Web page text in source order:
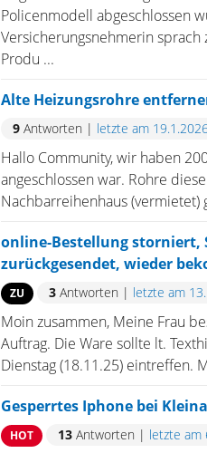
Policenmodell abgeschlossen
Versicherungsnehmerin
Produ ...
Alte Heizungsrohre
9 Antworten | letzte am
Hallo Community, wir haben
angeschlossen war. Rohre
Nachbarreihenhaus (vermietet)
online-Bestellung storniert,
zurückgesendet, wieder
ZU 3 Antworten | letzte am
Moin zusammen, Meine Frau
Auftrag. Die Ware sollte lt.
Dienstag (18.11.25) eintreffen.
Gesperrtes Iphone bei
HOT 13 Antworten | letzte am